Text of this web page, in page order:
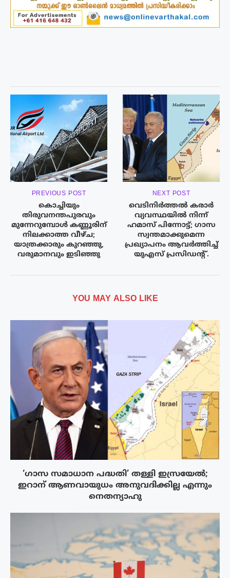
PREVIOUS POST
കൊച്ചിയും
തിരുവനന്തപുരവും
മുന്നേറുമ്പോൾ കണ്ണൂരിന്
നിലക്കാത്ത വീഴ്ച;
യാത്രക്കാരും കുറഞ്ഞു,
വരുമാനവും ഇടിഞ്ഞു
NEXT POST
വെടിനിര്‍ത്തല്‍ കരാര്‍
വ്യവസ്ഥയില്‍ നിന്ന്
ഹമാസ് പിന്നോട്ട്; ഗാസ
സ്വന്തമാക്കുമെന്ന
പ്രഖ്യാപനം ആവർത്തിച്ച്
യുഎസ് പ്രസിഡന്റ്.
YOU MAY ALSO LIKE
‘ഗാസ സമാധാന പദ്ധതി’ തള്ളി ഇസ്രയേൽ;
ഇറാന് ആണവായുധം അനുവദിക്കില്ല എന്നും
നെതന്യാഹു